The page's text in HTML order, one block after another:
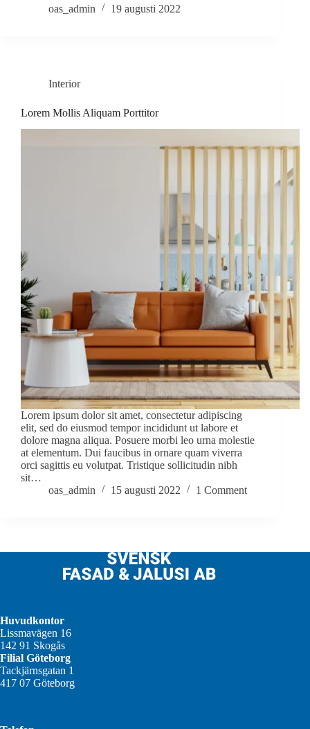
oas_admin
19 augusti 2022
Interior
Lorem Mollis Aliquam Porttitor
Lorem ipsum dolor sit amet, consectetur adipiscing
elit, sed do eiusmod tempor incididunt ut labore et
dolore magna aliqua. Posuere morbi leo urna molestie
at elementum. Dui faucibus in ornare quam viverra
orci sagittis eu volutpat. Tristique sollicitudin nibh
sit…
oas_admin
15 augusti 2022 1 Comment
Huvudkontor
Lissmavägen 16
142 91 Skogås
Filial Göteborg
Tackjärnsgatan 1
417 07 Göteborg